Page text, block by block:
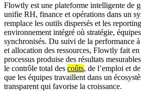
Flowtly est une plateforme intelligente de
unifie RH, finance et opérations dans un
remplace les outils dispersés et les
environnement intégré où stratégie,
synchronisés. Du suivi de la performance
et allocation des ressources, Flowtly fait en
processus produise des résultats
le contrôle total des coûts, de l’emploi et
que les équipes travaillent dans un
transparent qui favorise la croissance.